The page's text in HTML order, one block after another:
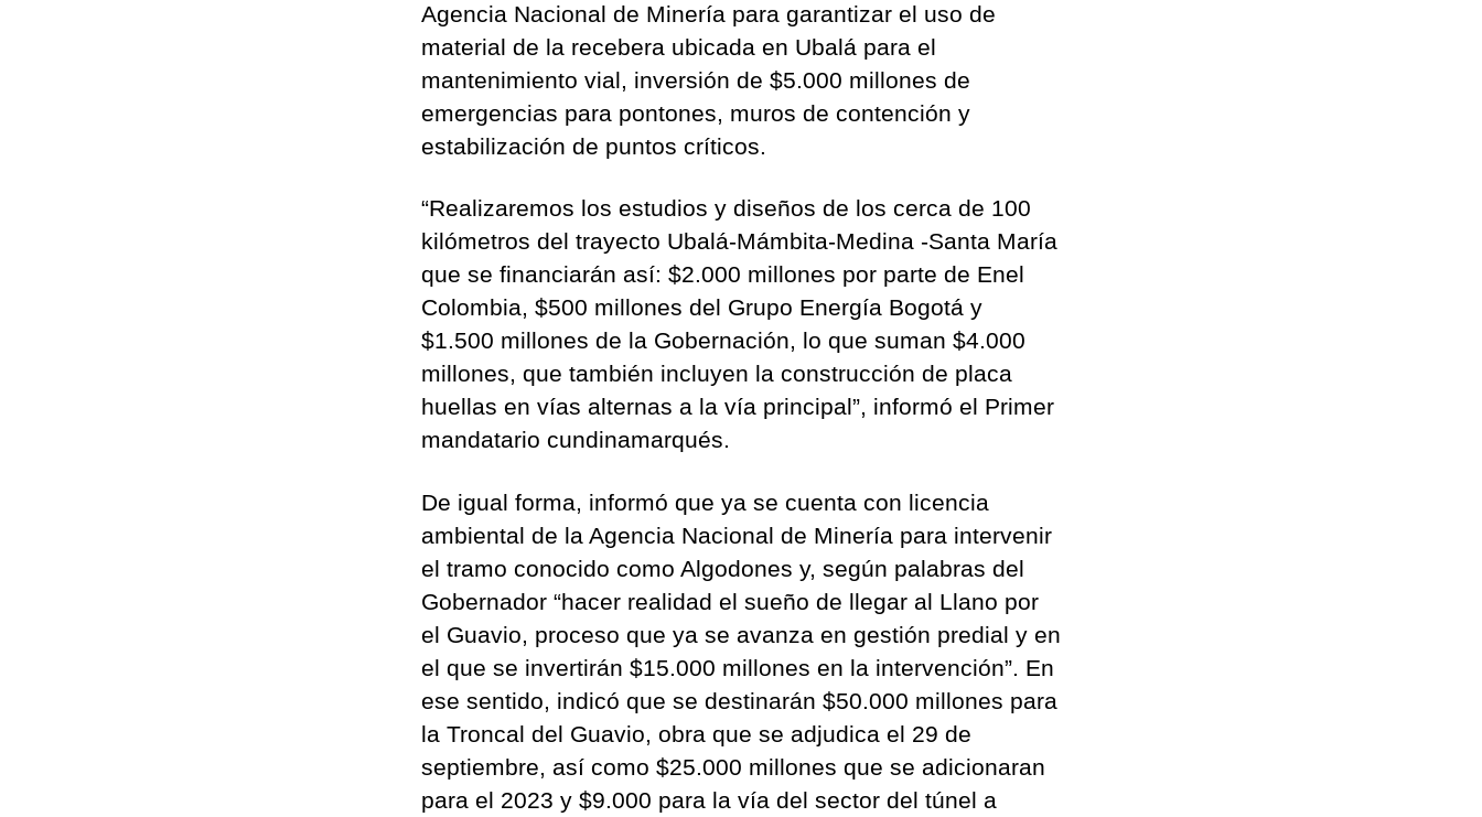
Agencia Nacional de Minería para garantizar el uso de
material de la recebera ubicada en Ubalá para el
mantenimiento vial, inversión de $5.000 millones de
emergencias para pontones, muros de contención y
estabilización de puntos críticos.
“Realizaremos los estudios y diseños de los cerca de 100
kilómetros del trayecto Ubalá-Mámbita-Medina -Santa María
que se financiarán así: $2.000 millones por parte de Enel
Colombia, $500 millones del Grupo Energía Bogotá y
$1.500 millones de la Gobernación, lo que suman $4.000
millones, que también incluyen la construcción de placa
huellas en vías alternas a la vía principal”, informó el Primer
mandatario cundinamarqués.
De igual forma, informó que ya se cuenta con licencia
ambiental de la Agencia Nacional de Minería para intervenir
el tramo conocido como Algodones y, según palabras del
Gobernador “hacer realidad el sueño de llegar al Llano por
el Guavio, proceso que ya se avanza en gestión predial y en
el que se invertirán $15.000 millones en la intervención”. En
ese sentido, indicó que se destinarán $50.000 millones para
la Troncal del Guavio, obra que se adjudica el 29 de
septiembre, así como $25.000 millones que se adicionaran
para el 2023 y $9.000 para la vía del sector del túnel a